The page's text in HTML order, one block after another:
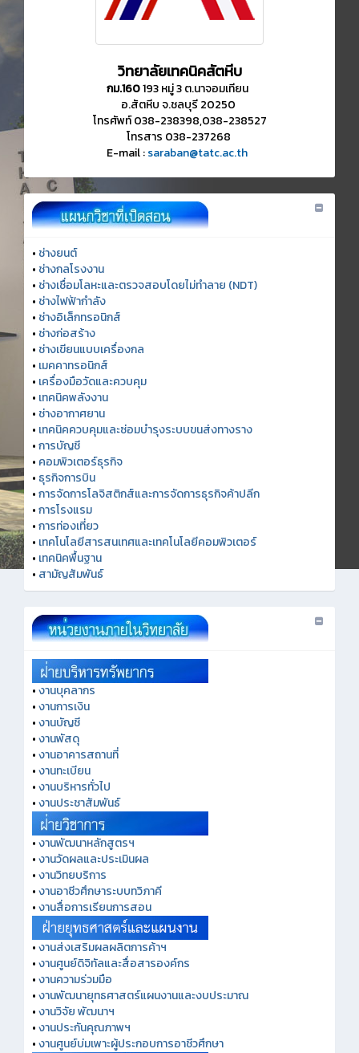
วิทยาลัยเทคนิคสัตหีบ
กม.160193 หมู่ 3 ต.นาจอมเทียน
อ.สัตหีบ จ.ชลบุรี 20250
โทรศัพท์ 038-238398,038-238527
โทรสาร 038-237268
E-mail :saraban@tatc.ac.th
• ช่างยนต์
• ช่างกลโรงงาน
• ช่างเชื่อมโลหะและตรวจสอบโดยไม่ทำลาย (NDT)
• ช่างไฟฟ้ากำลัง
• ช่างอิเล็กทรอนิกส์
• ช่างก่อสร้าง
• ช่างเขียนแบบเครื่องกล
• เมคคาทรอนิกส์
• เครื่องมือวัดและควบคุม
• เทคนิคพลังงาน
• ช่างอากาศยาน
• เทคนิคควบคุมและซ่อมบำรุงระบบขนส่งทางราง
•การบัญชี
• คอมพิวเตอร์ธุรกิจ
• ธุรกิจการบิน
•การจัดการโลจิสติกส์และการจัดการธุรกิจค้าปลีก
•การโรงแรม
•การท่องเที่ยว
• เทคโนโลยีสารสนเทศและเทคโนโลยีคอมพิวเตอร์
• เทคนิคพื้นฐาน
• สามัญสัมพันธ์
•งานบุคลากร
•งานการเงิน
•งานบัญชี
•งานพัสดุ
•งานอาคารสถานที่
•งานทะเบียน
•งานบริหารทั่วไป
•งานประชาสัมพันธ์
•งานพัฒนาหลักสูตรฯ
•งานวัดผลและประเมินผล
•งานวิทยบริการ
•งานอาชีวศึกษาระบบทวิภาคี
•งานสื่อการเรียนการสอน
•งานส่งเสริมผลผลิตการค้าฯ
•งานศูนย์ดิจิทัลและสื่อสารองค์กร
•งานความร่วมมือ
•งานพัฒนายุทธศาสตร์แผนงานและงบประมาณ
•งานวิจัย พัฒนาฯ
•งานประกันคุณภาพฯ
•งานศูนย์บ่มเพาะผู้ประกอบการอาชีวศึกษา